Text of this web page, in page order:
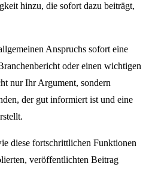
hinzu, die sofort dazu beiträgt,
Anspruchs sofort eine
oder einen wichtigen
nur Ihr Argument, sondern
der gut informiert ist und eine
diese fortschrittlichen Funktionen
veröffentlichten Beitrag